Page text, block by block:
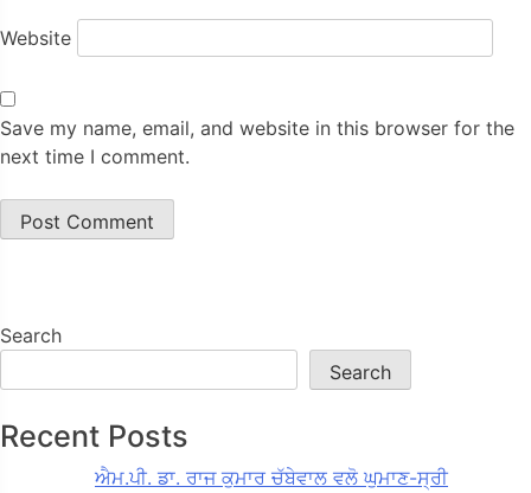
Website
Save my name, email, and website in this browser for the
next time I comment.
Search
Search
Recent Posts
ਐਮ.ਪੀ. ਡਾ. ਰਾਜ ਕੁਮਾਰ ਚੱਬੇਵਾਲ ਵਲੋ ਘੁਮਾਣ-ਸ੍ਰੀ